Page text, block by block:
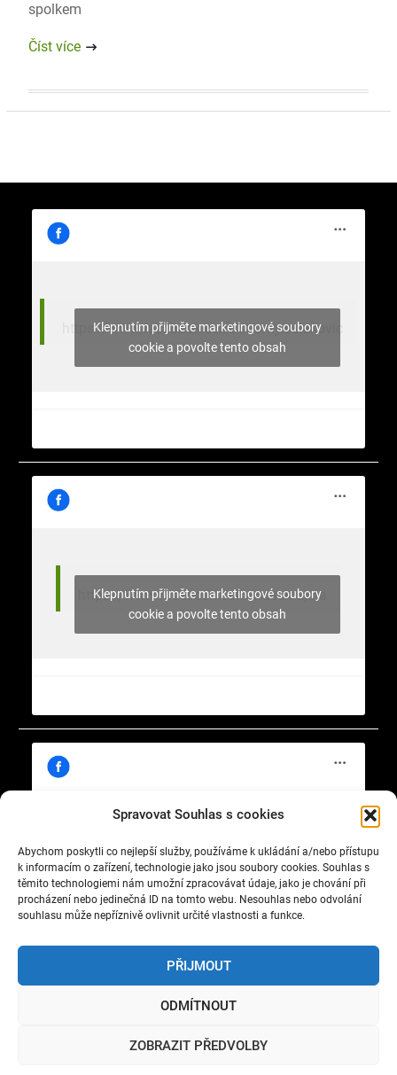
Spravovat Souhlas s cookies
Abychom poskytli co nejlepší služby, používáme k ukládání a/nebo přístupu
k informacím o zařízení, technologie jako jsou soubory cookies. Souhlas s
těmito technologiemi nám umožní zpracovávat údaje, jako je chování při
procházení nebo jedinečná ID na tomto webu. Nesouhlas nebo odvolání
souhlasu může nepříznivě ovlivnit určité vlastnosti a funkce.
PŘIJMOUT
ODMÍTNOUT
ZOBRAZIT PŘEDVOLBY
spolkem
Číst více
https://www.facebook.com/stromy.celakovic
Klepnutím přijměte marketingové soubory
cookie a povolte tento obsah
https://www.facebook.com/nasekrajina
Klepnutím přijměte marketingové soubory
cookie a povolte tento obsah
https://www.facebook.com/cisty.vzduch.v.Celakovicich
Klepnutím přijměte marketingové soubory
cookie a povolte tento obsah
Copyright © 2022 Okrašlovací spolek čelákovický. All